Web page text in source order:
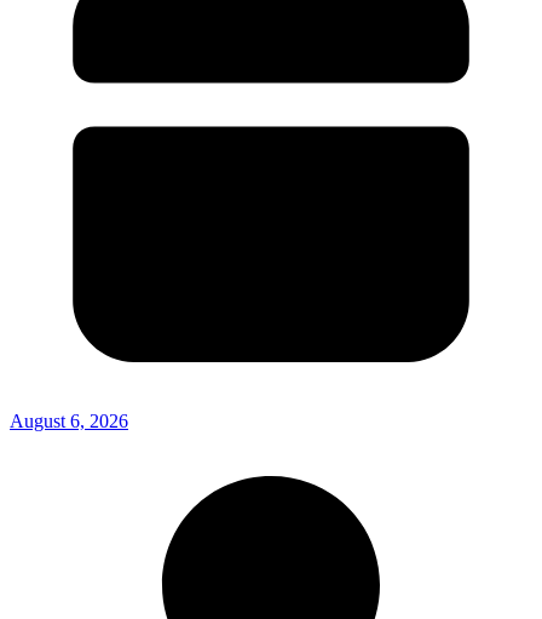
August 6, 2026